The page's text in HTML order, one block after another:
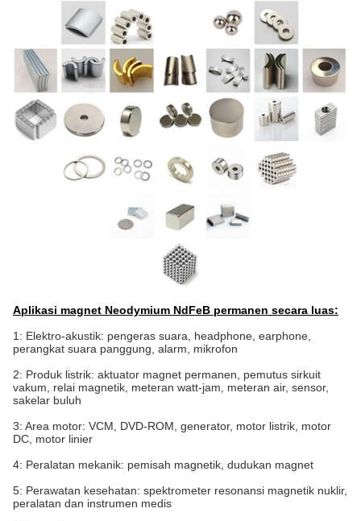
Aplikasi magnet Neodymium NdFeB permanen secara luas:
1: Elektro-akustik: pengeras suara, headphone, earphone,
perangkat suara panggung, alarm, mikrofon
2: Produk listrik: aktuator magnet permanen, pemutus sirkuit
vakum, relai magnetik, meteran watt-jam, meteran air, sensor,
sakelar buluh
3: Area motor: VCM, DVD-ROM, generator, motor listrik, motor
DC, motor linier
4: Peralatan mekanik: pemisah magnetik, dudukan magnet
5: Perawatan kesehatan: spektrometer resonansi magnetik nuklir,
peralatan dan instrumen medis